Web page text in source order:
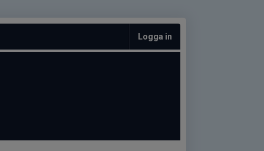
Logga in